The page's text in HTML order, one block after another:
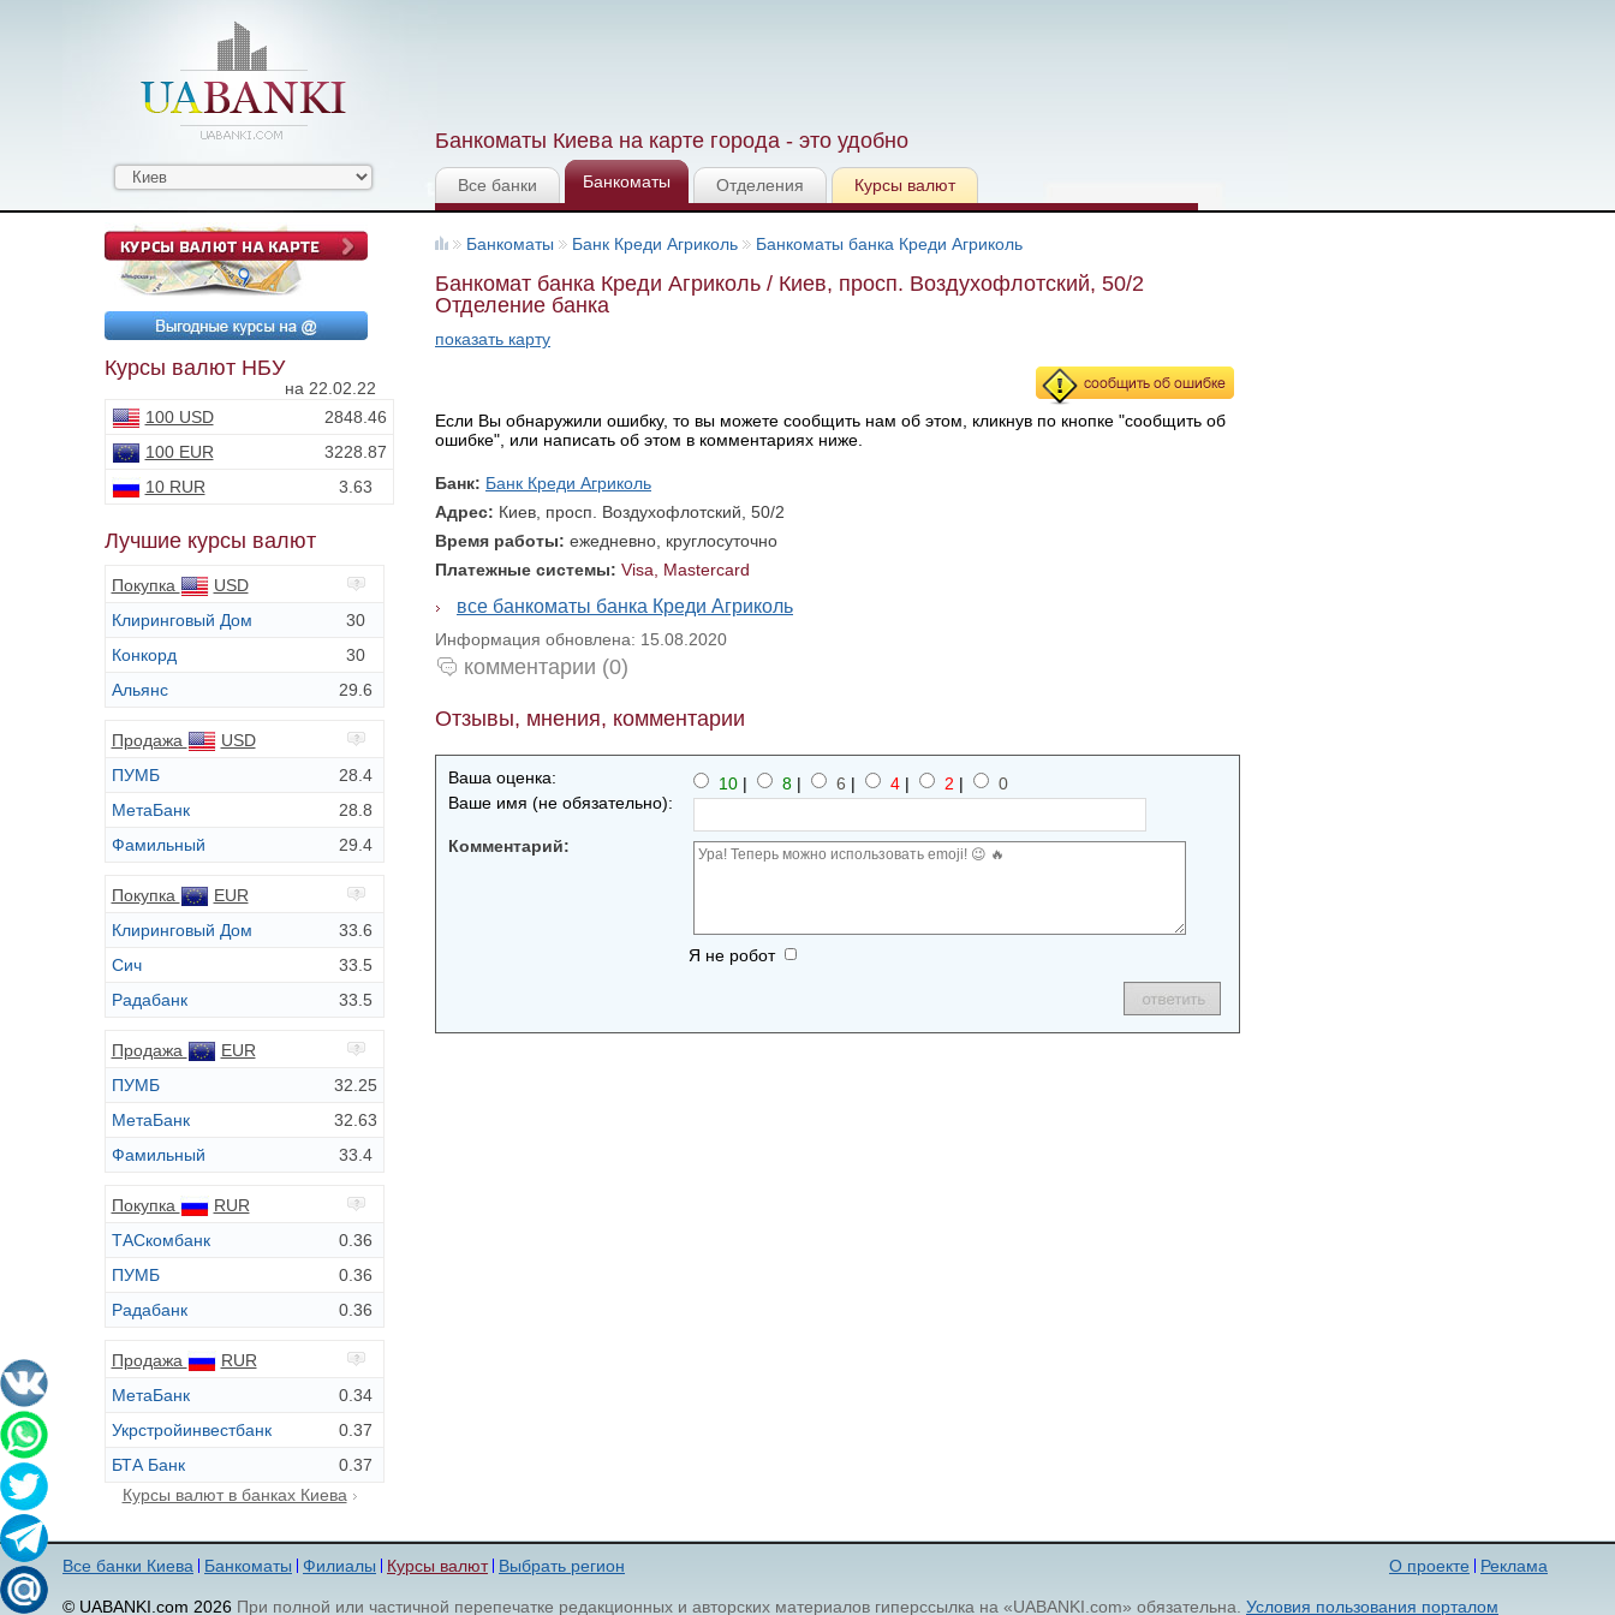
Банкоматы Киева на карте города - это удобно
Все банки Банкоматы Отделения Курсы валют
Курсы валют НБУ
на 22.02.22
100 USD
2848.46
100 EUR
3228.87
10 RUR
3.63
Лучшие курсы валют
Покупка
USD
Клиринговый Дом
30
Конкорд
30
Альянс
29.6
Продажа
USD
ПУМБ
28.4
МетаБанк
28.8
Фамильный
29.4
Покупка
EUR
Клиринговый Дом
33.6
Сич
33.5
Радабанк
33.5
Продажа
EUR
ПУМБ
32.25
МетаБанк
32.63
Фамильный
33.4
Покупка
RUR
ТАСкомбанк
0.36
ПУМБ
0.36
Радабанк
0.36
Продажа
RUR
МетаБанк
0.34
Укрстройинвестбанк
0.37
БТА Банк
0.37
Курсы валют в банках Киева
Банкоматы Банк Креди Агриколь Банкоматы банка Креди Агриколь
Банкомат банка Креди Агриколь / Киев, просп. Воздухофлотский, 50/2
Отделение банка
показать карту
Если Вы обнаружили ошибку, то вы можете сообщить нам об этом, кликнув по кнопке "сообщить об
ошибке", или написать об этом в комментариях ниже.
Банк: Банк Креди Агриколь
Адрес: Киев, просп. Воздухофлотский, 50/2
Время работы: ежедневно, круглосуточно
Платежные системы: Visa, Mastercard
все банкоматы банка Креди Агриколь
Информация обновлена: 15.08.2020
комментарии (0)
Отзывы, мнения, комментарии
Ваша оценка: 10 | 8 | 6 | 4 | 2 |
0
Ваше имя (не обязательно):
Комментарий:
Я не робот
Реклама
О проекте
Все банки Киева Банкоматы Филиалы Курсы валют Выбрать регион
© UABANKI.com 2026 При полной или частичной перепечатке редакционных и авторских материалов гиперссылка на «UABANKI.com» обязательна. Условия пользования порталом